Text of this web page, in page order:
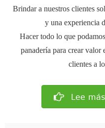
Brindar a nuestros clientes
y una experiencia
Hacer todo lo que
panadería para crear valor
clientes a
Lee